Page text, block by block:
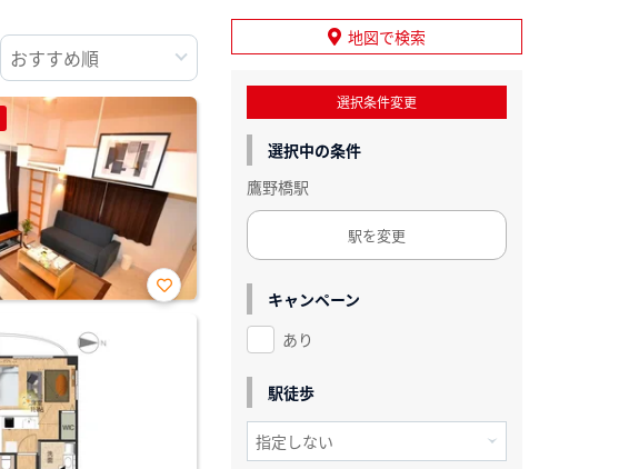
お気
地図で検索
選択条件変更
選択中の条件
鷹野橋駅
駅を変更
キャンペーン
あり
駅徒歩